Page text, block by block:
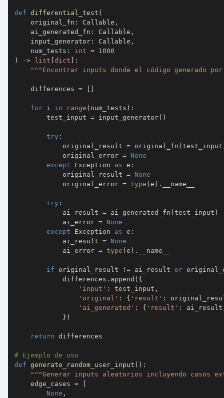
def differential_test (
    original_fn
: Callable ,
    ai_generated_fn
: Callable ,
    input_generator
: Callable ,
    num_tests
: int = 1000
)
-> list [dict ] :
"""Encontrar inputs donde el código generado
    differences
= [ ]
for i in range ( num_tests ) :
        test_input
= input_generator( )
try :
            original_result
= original_fn (test_input
            original_error
= None
except Exception as e :
            original_result
= None
            original_error
= type (e ) .
try :
            ai_result
= ai_generated_fn (test_input )
            ai_error
= None
except Exception as e :
            ai_result
= None
            ai_error
= type (e ) .
if original_result != ai_result or
            differences
. append ( {
'input' : test_input ,
'original' : { 'result' :
'ai_generated' : { 'result' : ai_result
} )
return
# Ejemplo de uso
def generate_random_user_input ( ) :
"""Generar inputs aleatorios incluyendo casos
    edge_cases
=
[
None ,